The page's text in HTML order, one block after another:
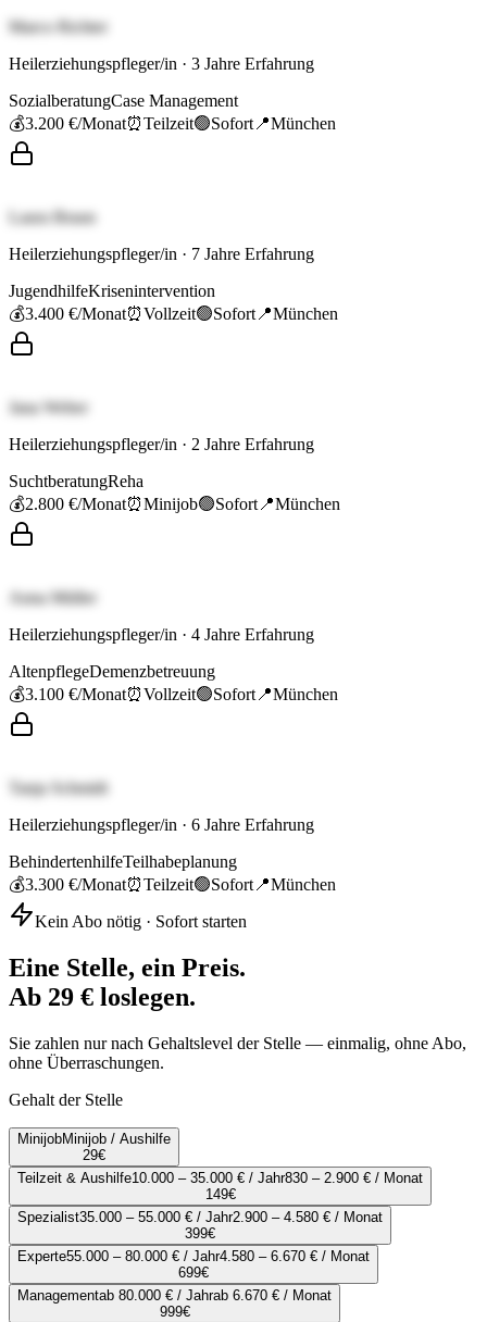
Marco Richter
Heilerziehungspfleger/in · 3 Jahre Erfahrung
SozialberatungCase Management
💰3.200 €/Monat⏰Teilzeit🟢Sofort 📍München
Laura Braun
Heilerziehungspfleger/in · 7 Jahre Erfahrung
JugendhilfeKrisenintervention
💰3.400 €/Monat⏰Vollzeit🟢Sofort 📍München
Jana Weber
Heilerziehungspfleger/in · 2 Jahre Erfahrung
SuchtberatungReha
💰2.800 €/Monat⏰Minijob🟢Sofort 📍München
Anna Müller
Heilerziehungspfleger/in · 4 Jahre Erfahrung
AltenpflegeDemenzbetreuung
💰3.100 €/Monat⏰Vollzeit🟢Sofort 📍München
Tanja Schmidt
Heilerziehungspfleger/in · 6 Jahre Erfahrung
BehindertenhilfeTeilhabeplanung
💰3.300 €/Monat⏰Teilzeit🟢Sofort 📍München
Kein Abo nötig · Sofort starten
Eine Stelle, ein Preis.
Ab 29 € loslegen.
Sie zahlen nur nach Gehaltslevel der Stelle — einmalig, ohne Abo,
ohne Überraschungen.
Gehalt der Stelle
MinijobMinijob / Aushilfe
29€
Teilzeit & Aushilfe10.000 – 35.000 € / Jahr830 – 2.900 € / Monat
149€
Spezialist35.000 – 55.000 € / Jahr2.900 – 4.580 € / Monat
399€
Experte55.000 – 80.000 € / Jahr4.580 – 6.670 € / Monat
699€
Managementab 80.000 € / Jahrab 6.670 € / Monat
999€